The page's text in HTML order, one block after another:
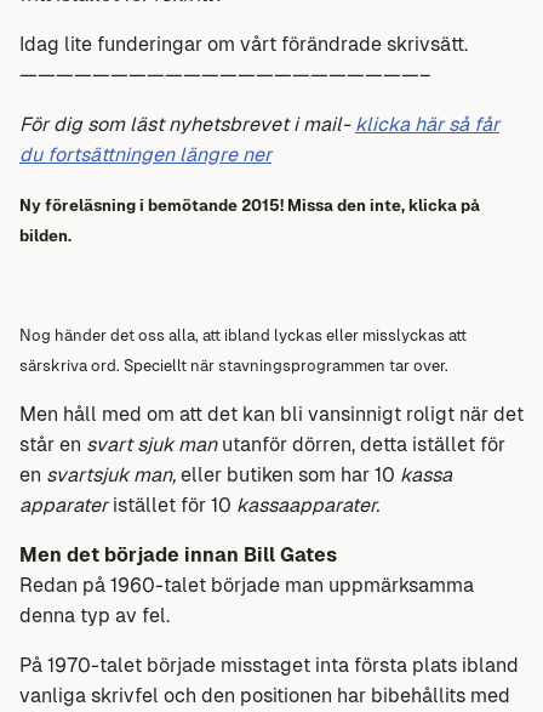
Idag lite funderingar om vårt förändrade skrivsätt.
——————————————————————–
För dig som läst nyhetsbrevet imail- klicka här så får
du fortsättningen längre ner
Ny föreläsning i bemötande 2015! Missa den inte, klicka på
bilden.
Nog händer det oss alla, att ibland lyckas eller misslyckas att
särskriva ord. Speciellt när stavningsprogrammen tar over.
Men håll med om att det kan bli vansinnigt roligt när det
står en svart sjuk manutanför dörren, detta istället för
en svartsjuk man, eller butiken som har 10 kassa
apparateristället för 10 kassaapparater.
Men det började innan Bill Gates
Redan på 1960-talet började man uppmärksamma
denna typ av fel.
På 1970-talet började misstaget inta första plats ibland
vanliga skrivfel och den positionen har bibehållits med